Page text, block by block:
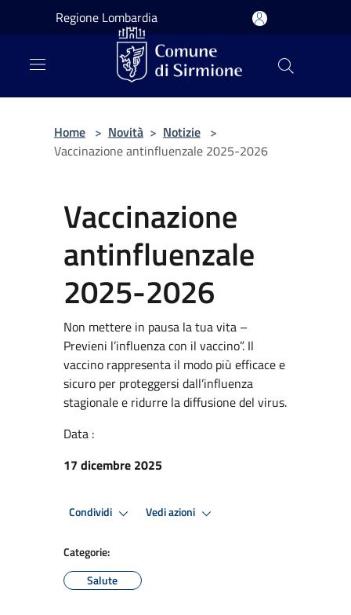
Salta al contenuto principale
Regione Lombardia
Home > Novità > Notizie >
Vaccinazione antinfluenzale 2025-2026
Vaccinazione
antinfluenzale
2025-2026
Non mettere in pausa la tua vita –
Previeni l’influenza con il vaccino”. Il
vaccino rappresenta il modo più efficace e
sicuro per proteggersi dall’influenza
stagionale e ridurre la diffusione del virus.
Data :
17 dicembre 2025
Condividi Vedi azioni
Categorie:
Salute